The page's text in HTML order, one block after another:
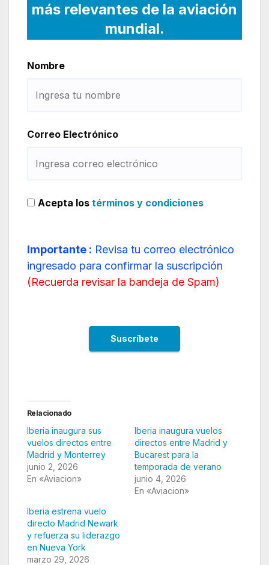
más relevantes de la aviación
mundial.
Nombre
Correo Electrónico
Acepta los términos y condiciones
Importante : Revisa tu correo electrónico
ingresado para confirmar la suscripción
(Recuerda revisar la bandeja de Spam)
Relacionado
Iberia inaugura sus
vuelos directos entre
Madrid y Monterrey
junio 2, 2026
En «Aviacion»
Iberia inaugura vuelos
directos entre Madrid y
Bucarest para la
temporada de verano
junio 4, 2026
En «Aviacion»
Iberia estrena vuelo
directo Madrid Newark
y refuerza su liderazgo
en Nueva York
marzo 29, 2026